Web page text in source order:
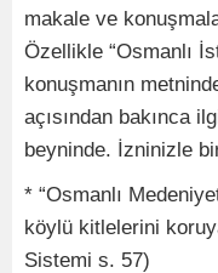
makale ve
Özellikle “Osmanlı
konuşmanın
açısından bakınca
beyninde. İzninizle
* “Osmanlı
köylü kitlelerini
Sistemi s. 57)